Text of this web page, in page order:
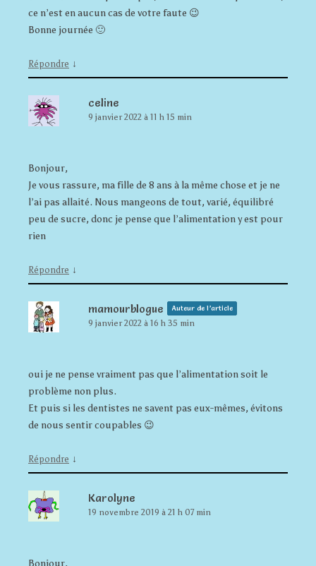
ce n’est en aucun cas de votre faute 😉
Bonne journée 🙂
Répondre ↓
celine
9 janvier 2022 à 11 h 15 min
Bonjour,
Je vous rassure, ma fille de 8 ans à la même chose et je ne
l’ai pas allaité. Nous mangeons de tout, varié, équilibré
peu de sucre, donc je pense que l’alimentation y est pour
rien
Répondre ↓
mamourblogue Auteur de l’article
9 janvier 2022 à 16 h 35 min
oui je ne pense vraiment pas que l’alimentation soit le
problème non plus.
Et puis si les dentistes ne savent pas eux-mêmes, évitons
de nous sentir coupables 😉
Répondre ↓
Karolyne
19 novembre 2019 à 21 h 07 min